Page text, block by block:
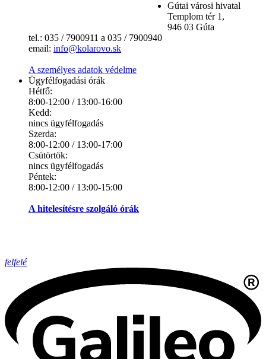
Gútai városi hivatal
Templom tér 1,
946 03 Gúta
tel.: 035 / 7900911 a 035 / 7900940
email: info@kolarovo.sk
A személyes adatok védelme
Ügyfélfogadási órák
Hétfő:
8:00-12:00 / 13:00-16:00
Kedd:
nincs ügyfélfogadás
Szerda:
8:00-12:00 / 13:00-17:00
Csütörtök:
nincs ügyfélfogadás
Péntek:
8:00-12:00 / 13:00-15:00
A hitelesítésre szolgáló órák
felfelé